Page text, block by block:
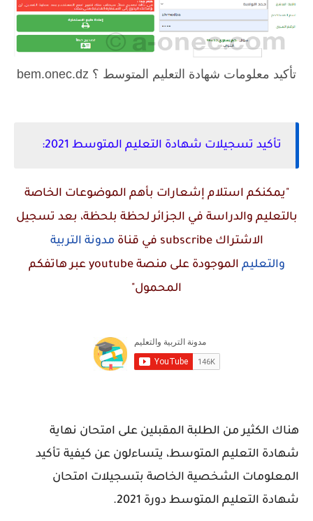
تأكيد معلومات شهادة التعليم المتوسط ؟ bem.onec.dz
تأكيد تسجيلات شهادة التعليم المتوسط 2021:
"يمكنكم استلام إشعارات بأهم الموضوعات الخاصة
بالتعليم والدراسة في الجزائر لحظة بلحظة، بعد تسجيل
الاشتراكsubscribe في قناة مدونة التربية
والتعليم الموجودة على منصةyoutube عبر هاتفكم
المحمول"
هناك الكثير من الطلبة المقبلين على امتحان نهاية
شهادة التعليم المتوسط، يتساءلون عن كيفية تأكيد
المعلومات الشخصية الخاصة بتسجيلات امتحان
شهادة التعليم المتوسط دورة 2021.